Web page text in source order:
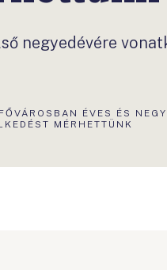
negyedévére
ÉVES ÉS
MÉRHETTÜNK